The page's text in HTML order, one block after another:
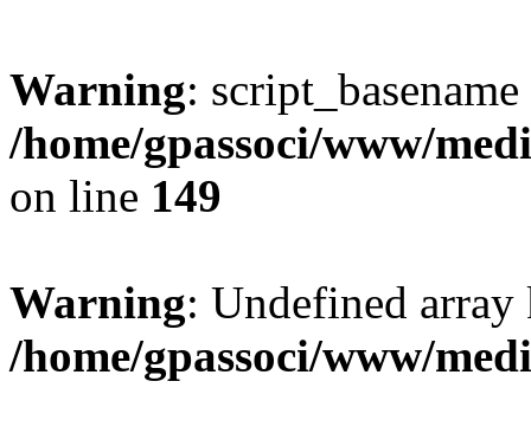
Warning:
/home/gpassoci/www/
on line 149
Warning: Undefined
/home/gpassoci/www/